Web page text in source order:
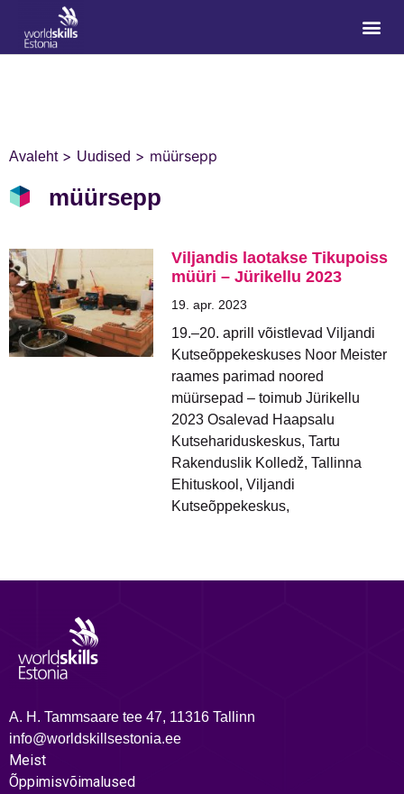
Avaleht> Uudised > müürsepp
müürsepp
Viljandis laotakse Tikupoiss
müüri – Jürikellu 2023
19. apr. 2023
19.–20. aprill võistlevad Viljandi
Kutseõppekeskuses Noor Meister
raames parimad noored
müürsepad – toimub Jürikellu
2023 Osalevad Haapsalu
Kutsehariduskeskus, Tartu
Rakenduslik Kolledž, Tallinna
Ehituskool, Viljandi
Kutseõppekeskus,
A. H. Tammsaare tee 47, 11316 Tallinn
info@worldskillsestonia.ee
Meist
Õppimisvõimalused